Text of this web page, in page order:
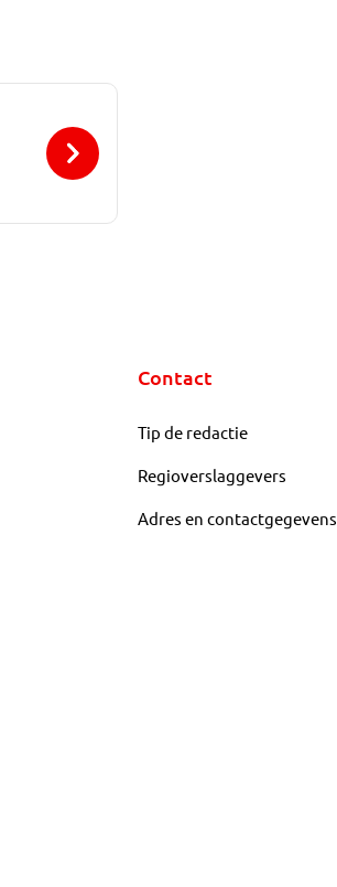
Contact
Tip de redactie
Regioverslaggevers
Adres en contactgegevens